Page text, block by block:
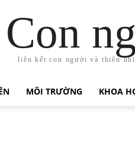
liên kết con người và thiên
MÔI TRƯỜNG KHOA